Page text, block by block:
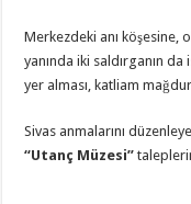
Merkezdeki anı köşesine,
yanında iki saldırganın
yer alması, katliam
Sivas anmalarını
“Utanç Müzesi”